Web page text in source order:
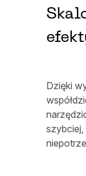
Dzięki
szybciej,